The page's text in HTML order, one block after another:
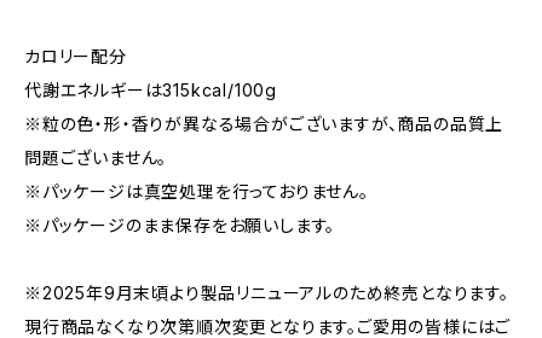
カロリー配分
代謝エネルギーは315kcal/100g
※粒の色・形・香りが異なる場合がございますが、商品の品質上
問題ございません。
※パッケージは真空処理を行っておりません。
※パッケージのまま保存をお願いします。
※2025年9月末頃より製品リニューアルのため終売となります。
現行商品なくなり次第順次変更となります。ご愛用の皆様にはご